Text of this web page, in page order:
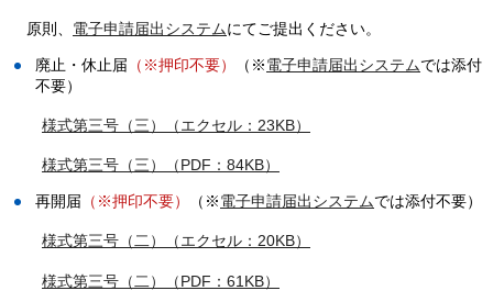
原則、 電子申請届出システムにてご提出ください。
廃止・休止届 （※押印不要） （※電子申請届出システムでは添付
不要）
様式第三号（三）（エクセル：23KB）
様式第三号（三）（PDF：84KB）
再開届 （※押印不要） （※電子申請届出システムでは添付不要）
様式第三号（二）（エクセル：20KB）
様式第三号（二）（PDF：61KB）